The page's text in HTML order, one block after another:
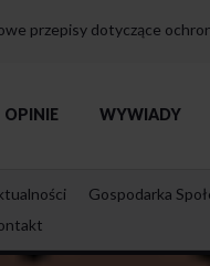
przepisy dotyczące
OPINIE WYWIADY
Gospodarka